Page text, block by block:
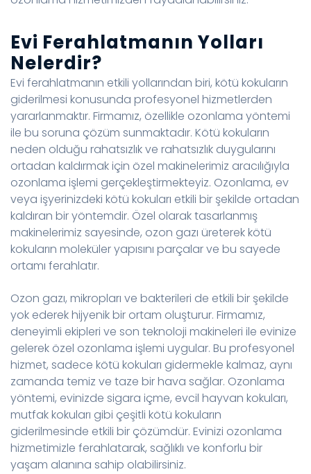
Evi Ferahlatmanın Yolları
Nelerdir?
Evi ferahlatmanın etkili yollarından biri, kötü kokuların
giderilmesi konusunda profesyonel hizmetlerden
yararlanmaktır. Firmamız, özellikle ozonlama yöntemi
ile bu soruna çözüm sunmaktadır. Kötü kokuların
neden olduğu rahatsızlık ve rahatsızlık duygularını
ortadan kaldırmak için özel makinelerimiz aracılığıyla
ozonlama işlemi gerçekleştirmekteyiz. Ozonlama, ev
veya işyerinizdeki kötü kokuları etkili bir şekilde ortadan
kaldıran bir yöntemdir. Özel olarak tasarlanmış
makinelerimiz sayesinde, ozon gazı üreterek kötü
kokuların moleküler yapısını parçalar ve bu sayede
ortamı ferahlatır.
Ozon gazı, mikropları ve bakterileri de etkili bir şekilde
yok ederek hijyenik bir ortam oluşturur. Firmamız,
deneyimli ekipleri ve son teknoloji makineleri ile evinize
gelerek özel ozonlama işlemi uygular. Bu profesyonel
hizmet, sadece kötü kokuları gidermekle kalmaz, aynı
zamanda temiz ve taze bir hava sağlar. Ozonlama
yöntemi, evinizde sigara içme, evcil hayvan kokuları,
mutfak kokuları gibi çeşitli kötü kokuların
giderilmesinde etkili bir çözümdür. Evinizi ozonlama
hizmetimizle ferahlatarak, sağlıklı ve konforlu bir
yaşam alanına sahip olabilirsiniz.